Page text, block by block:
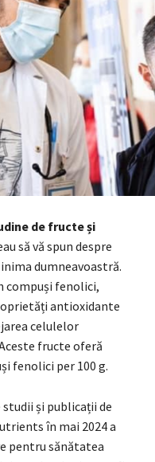
de fructe și
să vă spun despre
dumneavoastră.
compuși fenolici,
antioxidante
celulelor
fructe oferă
fenolici per 100 g.
studii și publicații de
în mai 2024 a
pentru sănătatea